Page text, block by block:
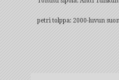
petri tolppa: 2000-luvun